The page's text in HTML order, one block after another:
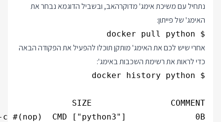
נתחיל עם משיכת אימג' מדוקרהאב, ובשביל הדוגמא נבחר את
האימג' של פייתון:
$ docker pull python
אחרי שיש לכם את האימג' מותקן תוכלו להפעיל את הפקודה הבאה
כדי לראות את רשימת השכבות באימג':